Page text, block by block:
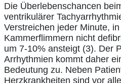
Die Überlebenschancen
ventrikulärer
Verstreichen jeder Minute,
Kammerflimmern nicht
um 7-10% ansteigt (3). Der
Arrhythmien kommt daher
Bedeutung zu. Neben
Herzkrankheiten sind vor